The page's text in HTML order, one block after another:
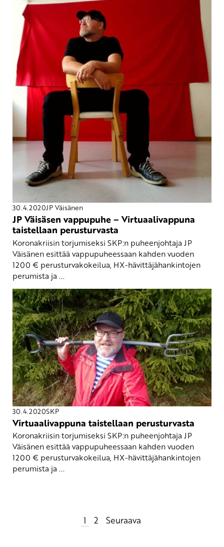
30.4.2020JP Väisänen
JP Väisäsen vappupuhe – Virtuaalivappuna
taistellaan perusturvasta
Koronakriisin torjumiseksi SKP:n puheenjohtaja JP
Väisänen esittää vappupuheessaan kahden vuoden
1200 € perusturvakokeilua, HX-hävittäjähankintojen
perumista ja ...
30.4.2020SKP
Virtuaalivappuna taistellaan perusturvasta
Koronakriisin torjumiseksi SKP:n puheenjohtaja JP
Väisänen esittää vappupuheessaan kahden vuoden
1200 € perusturvakokeilua, HX-hävittäjähankintojen
perumista ja ...
1 2 Seuraava